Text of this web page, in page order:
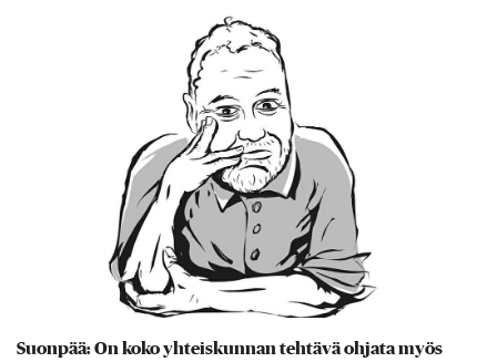
Suonpää: On koko yhteiskunnan tehtävä ohjata myös